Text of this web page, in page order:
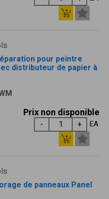
pour peintre
distributeur de papier à
Prix non disponible
EA
de panneaux Panel